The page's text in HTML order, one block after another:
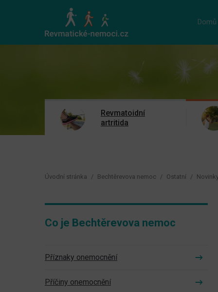
Domů
Revmatoidní
artritida
Úvodní stránka Bechtěrevova nemoc Ostatní
Co je Bechtěrevova nemoc
Příznaky onemocnění
Příčiny onemocnění